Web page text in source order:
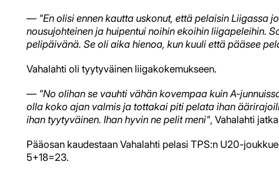
— "En olisi ennen kautta uskonut, että pelaisin Liigassa
nousujohteinen ja huipentui noihin ekoihin liigapeleihin.
pelipäivänä. Se oli aika hienoa, kun kuuli että pääsee
Vahalahti oli tyytyväinen liigakokemukseen.
— "No olihan se vauhti vähän kovempaa kuin A-
olla koko ajan valmis ja tottakai piti pelata ihan
ihan tyytyväinen. Ihan hyvin ne pelit meni", Vahalahti
Pääosan kaudestaan Vahalahti pelasi TPS:n U20-
5+18=23.